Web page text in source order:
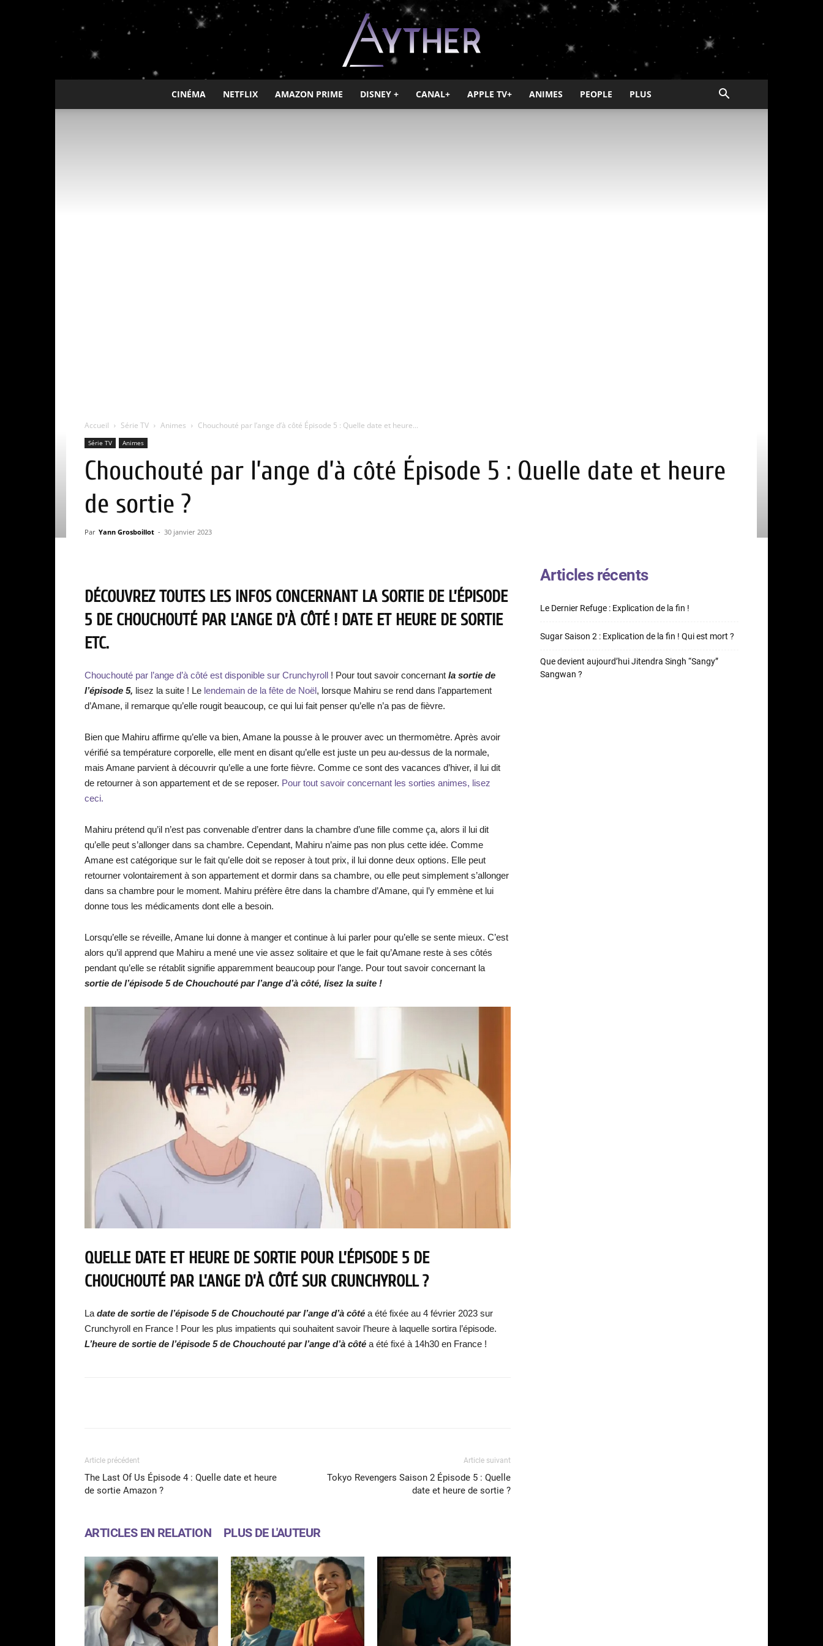
Ayther
CINÉMA NETFLIX AMAZON PRIME DISNEY + CANAL+ APPLE TV+ ANIMES PEOPLE PLUS
Accueil Série TV Animes Chouchouté par l’ange d’à côté Épisode 5 : Quelle date et heure...
Série TV Animes
Chouchouté par l’ange d’à côté Épisode 5 : Quelle date et heure
de sortie ?
Par Yann Grosboillot - 30 janvier 2023
DÉCOUVREZ TOUTES LES INFOS CONCERNANT LA SORTIE DE L’ÉPISODE
5 DE CHOUCHOUTÉ PAR L’ANGE D’À CÔTÉ ! DATE ET HEURE DE SORTIE
ETC.
Chouchouté par l’ange d’à côté est disponible sur Crunchyroll ! Pour tout savoir concernant la sortie de
l’épisode 5, lisez la suite ! Le lendemain de la fête de Noël, lorsque Mahiru se rend dans l’appartement
d’Amane, il remarque qu’elle rougit beaucoup, ce qui lui fait penser qu’elle n’a pas de fièvre.
Bien que Mahiru affirme qu’elle va bien, Amane la pousse à le prouver avec un thermomètre. Après avoir
vérifié sa température corporelle, elle ment en disant qu’elle est juste un peu au-dessus de la normale,
mais Amane parvient à découvrir qu’elle a une forte fièvre. Comme ce sont des vacances d’hiver, il lui dit
de retourner à son appartement et de se reposer. Pour tout savoir concernant les sorties animes, lisez
ceci.
Mahiru prétend qu’il n’est pas convenable d’entrer dans la chambre d’une fille comme ça, alors il lui dit
qu’elle peut s’allonger dans sa chambre. Cependant, Mahiru n’aime pas non plus cette idée. Comme
Amane est catégorique sur le fait qu’elle doit se reposer à tout prix, il lui donne deux options. Elle peut
retourner volontairement à son appartement et dormir dans sa chambre, ou elle peut simplement s’allonger
dans sa chambre pour le moment. Mahiru préfère être dans la chambre d’Amane, qui l’y emmène et lui
donne tous les médicaments dont elle a besoin.
Lorsqu’elle se réveille, Amane lui donne à manger et continue à lui parler pour qu’elle se sente mieux. C’est
alors qu’il apprend que Mahiru a mené une vie assez solitaire et que le fait qu’Amane reste à ses côtés
pendant qu’elle se rétablit signifie apparemment beaucoup pour l’ange. Pour tout savoir concernant la
sortie de l’épisode 5 de Chouchouté par l’ange d’à côté, lisez la suite !
QUELLE DATE ET HEURE DE SORTIE POUR L’ÉPISODE 5 DE
CHOUCHOUTÉ PAR L’ANGE D’À CÔTÉ SUR CRUNCHYROLL ?
La date de sortie de l’épisode 5 de Chouchouté par l’ange d’à côté a été fixée au 4 février 2023 sur
Crunchyroll en France ! Pour les plus impatients qui souhaitent savoir l’heure à laquelle sortira l’épisode.
L’heure de sortie de l’épisode 5 de Chouchouté par l’ange d’à côté a été fixé à 14h30 en France !
Article précédent
The Last Of Us Épisode 4 : Quelle date et heure
de sortie Amazon ?
Article suivant
Tokyo Revengers Saison 2 Épisode 5 : Quelle
date et heure de sortie ?
ARTICLES EN RELATION PLUS DE L'AUTEUR
Articles récents
Le Dernier Refuge : Explication de la fin !
Sugar Saison 2 : Explication de la fin ! Qui est mort ?
Que devient aujourd’hui Jitendra Singh “Sangy”
Sangwan ?